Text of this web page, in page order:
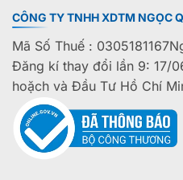
CÔNG TY TNHH XDTM NGỌC
Mã Số Thuế :
Đăng kí thay đổi lần 9: 17/
hoặch và Đầu Tư Hồ Chí